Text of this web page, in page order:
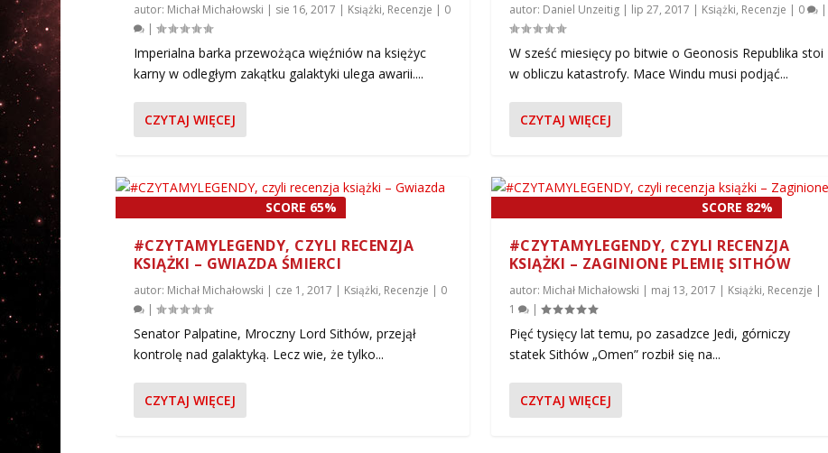
autor: Michał Michałowski | sie 16, 2017 | Książki, Recenzje | 0
|
Imperialna barka przewożąca więźniów na księżyc
karny w odległym zakątku galaktyki ulega awarii....
CZYTAJ WIĘCEJ
SCORE 65%
#CZYTAMYLEGENDY, CZYLI RECENZJA
KSIĄŻKI – GWIAZDA ŚMIERCI
autor: Michał Michałowski | cze 1, 2017 | Książki, Recenzje | 0
|
Senator Palpatine, Mroczny Lord Sithów, przejął
kontrolę nad galaktyką. Lecz wie, że tylko...
CZYTAJ WIĘCEJ
autor: Daniel Unzeitig| lip 27, 2017 | Książki, Recenzje | 0 |
W sześć miesięcy po bitwie o Geonosis Republika stoi
w obliczu katastrofy. Mace Windu musi podjąć...
CZYTAJ WIĘCEJ
SCORE 82%
#CZYTAMYLEGENDY, CZYLI RECENZJA
KSIĄŻKI – ZAGINIONE PLEMIĘ SITHÓW
autor: Michał Michałowski | maj 13, 2017 | Książki, Recenzje |
1
|
Pięć tysięcy lat temu, po zasadzce Jedi, górniczy
statek Sithów „Omen” rozbił się na...
CZYTAJ WIĘCEJ